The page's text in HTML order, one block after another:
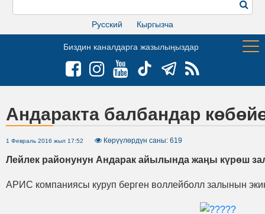
Русский Кыргызча
Биздин каналдарга жазылыңыздар
Андаракта балбандар
1 Февраль 2016 жыл 17:52 Көрүүлөрдүн саны: 619
Лейлек районунун Андарак айылында жаңы күрөш
АРИС компаниясы куруп берген воллейболл залынын